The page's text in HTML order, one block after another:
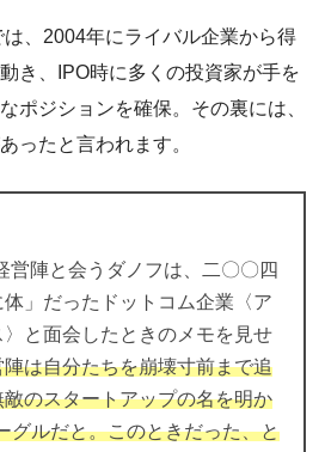
、2004年にライバル企業から得
き、IPO時に多くの投資家が手を
ポジションを確保。その裏には、
ったと言われます。
営陣と会うダノフは、二〇〇四
」だったドットコム企業〈ア
〉と面会したときのメモを見せ
陣は自分たちを崩壊寸前まで追
のスタートアップの名を明か
グルだと。このときだった、と